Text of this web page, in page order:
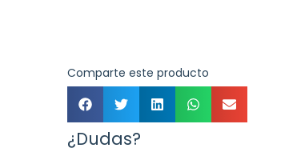
Comparte este producto
¿Dudas?